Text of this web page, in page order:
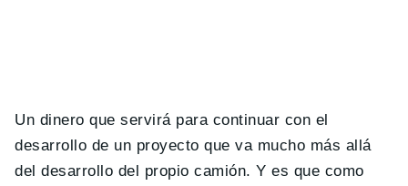
Un dinero que servirá para continuar con el
desarrollo de un proyecto que va mucho más allá
del desarrollo del propio camión. Y es que como